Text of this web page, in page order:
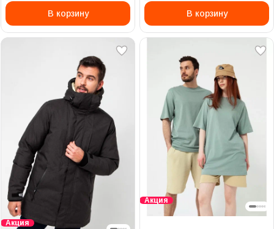
В корзину В корзину
Акция
Акция